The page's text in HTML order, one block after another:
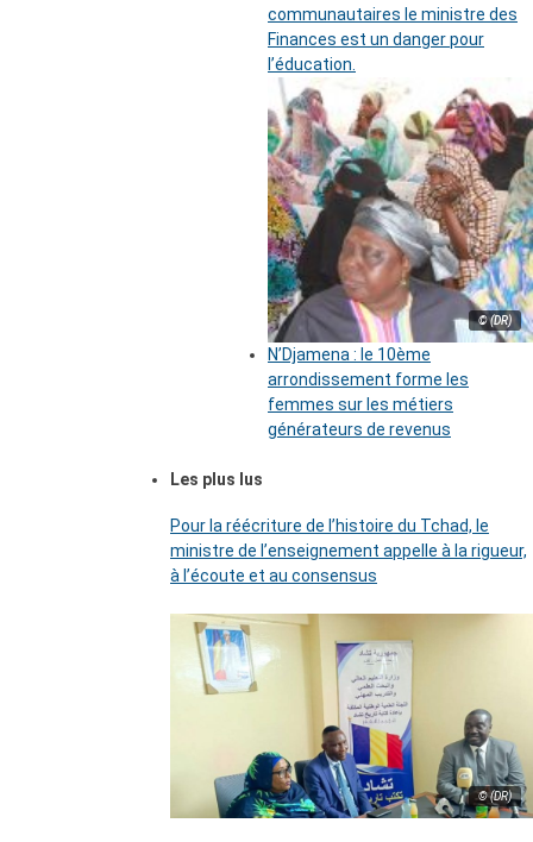
communautaires le ministre des
Finances est un danger pour
l’éducation.
© (DR)
N’Djamena : le 10ème
arrondissement forme les
femmes sur les métiers
générateurs de revenus
Les plus lus
Pour la réécriture de l’histoire du Tchad, le
ministre de l’enseignement appelle à la rigueur,
à l’écoute et au consensus
© (DR)